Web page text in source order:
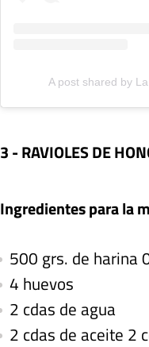
A post shared by
3 - RAVIOLES DE
Ingredientes para la
500 grs. de harina
4 huevos
2 cdas de agua
2 cdas de aceite 2